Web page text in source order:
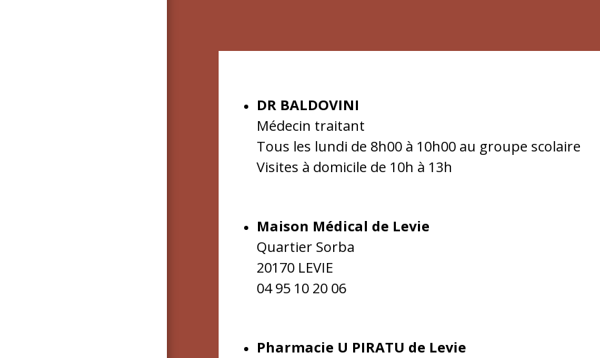
DR BALDOVINI
Médecin traitant
Tous les lundi de 8h00 à 10h00 au groupe scolaire
Visites à domicile de 10h à 13h
Maison Médical de Levie
Quartier Sorba
20170 LEVIE
04 95 10 20 06
Pharmacie U PIRATU de Levie